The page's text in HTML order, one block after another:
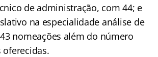
de administração, com 44; e
na especialidade análise de
nomeações além do número
oferecidas.